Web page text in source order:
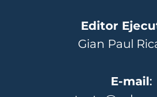
Editor
Gian Paul
E-mail: